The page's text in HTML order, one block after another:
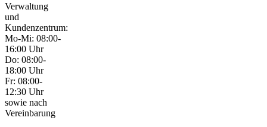
Verwaltung
und
Kundenzentrum:
Mo-Mi: 08:00-
16:00 Uhr
Do: 08:00-
18:00 Uhr
Fr: 08:00-
12:30 Uhr
sowie nach
Vereinbarung